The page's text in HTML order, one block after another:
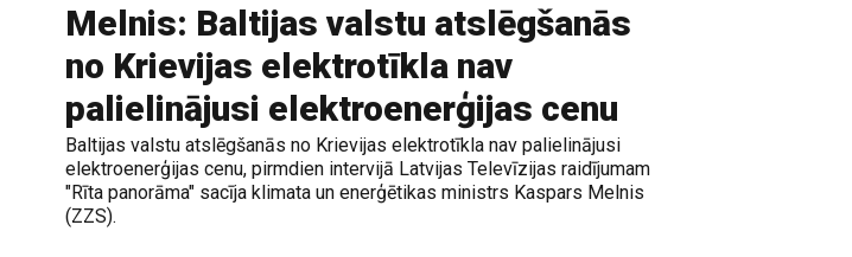
Melnis: Baltijas valstu atslēgšanās
no Krievijas elektrotīkla nav
palielinājusi elektroenerģijas cenu
Baltijas valstu atslēgšanās no Krievijas elektrotīkla nav palielinājusi
elektroenerģijas cenu, pirmdien intervijā Latvijas Televīzijas raidījumam
"Rīta panorāma" sacīja klimata un enerģētikas ministrs Kaspars Melnis
(ZZS).